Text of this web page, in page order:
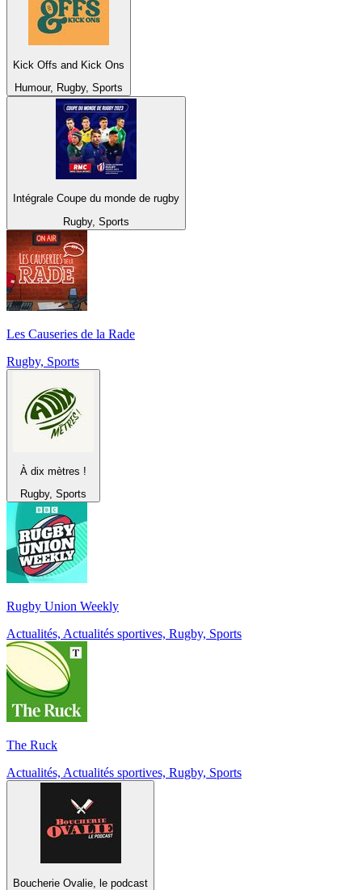
Kick Offs and Kick Ons
Humour, Rugby, Sports
Intégrale Coupe du monde de rugby
Rugby, Sports
Les Causeries de la Rade
Rugby, Sports
À dix mètres !
Rugby, Sports
Rugby Union Weekly
Actualités, Actualités sportives, Rugby, Sports
The Ruck
Actualités, Actualités sportives, Rugby, Sports
Boucherie Ovalie, le podcast